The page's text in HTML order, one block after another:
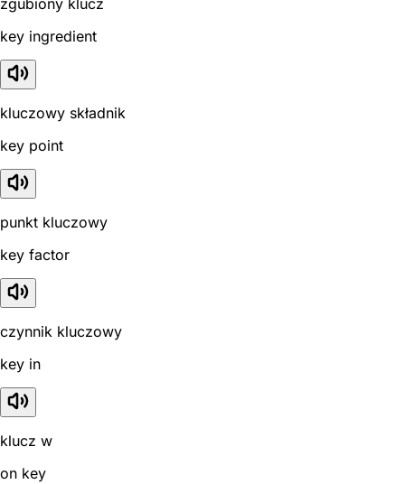
zgubiony klucz
key ingredient
kluczowy składnik
key point
punkt kluczowy
key factor
czynnik kluczowy
key in
klucz w
on key